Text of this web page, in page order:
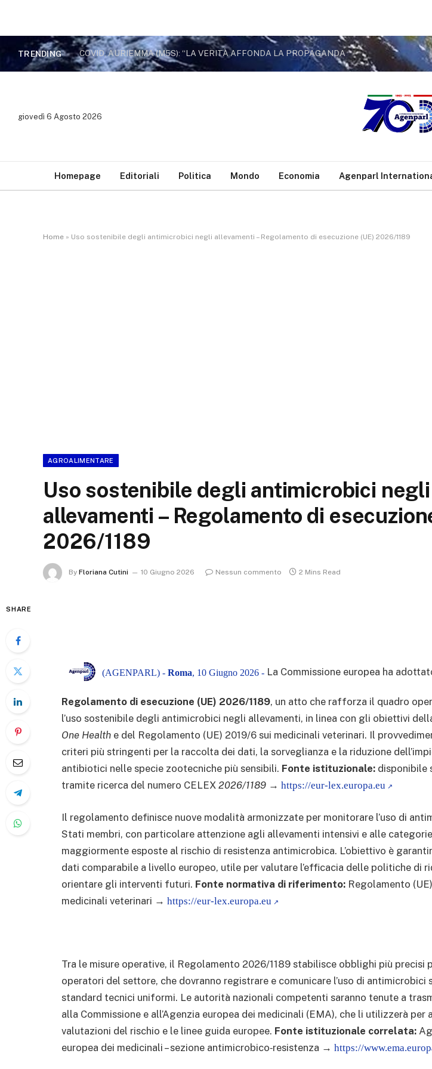
TRENDING COVID, AURIEMMA (M5S): “LA VERITÀ AFFONDA LA PROPAGANDA
giovedì 6 Agosto 2026
Homepage Editoriali Politica Mondo Economia Agenparl
Home » Uso sostenibile degli antimicrobici negli allevamenti – Regolamento di esecuzione (UE) 2026/1189
AGROALIMENTARE
Uso sostenibile degli antimicrobici negli
allevamenti – Regolamento di
2026/1189
By Floriana Cutini 10 Giugno 2026 Nessun commento 2 Mins Read
SHARE
(AGENPARL) - Roma, 10 Giugno 2026 - La Commissione europea ha
Regolamento di esecuzione (UE) 2026/1189, un atto che rafforza il quadro
l’uso sostenibile degli antimicrobici negli allevamenti, in linea con gli obiettivi
One Health e del Regolamento (UE) 2019/6 sui medicinali veterinari. Il
criteri più stringenti per la raccolta dei dati, la sorveglianza e la riduzione
antibiotici nelle specie zootecniche più sensibili. Fonte istituzionale: disponibile
tramite ricerca del numero CELEX 2026/1189 → https://eur-lex.europa.eu
Il regolamento definisce nuove modalità armonizzate per monitorare l’uso di
Stati membri, con particolare attenzione agli allevamenti intensivi e alle
maggiormente esposte al rischio di resistenza antimicrobica. L’obiettivo è
dati comparabile a livello europeo, utile per valutare l’efficacia delle politiche di
orientare gli interventi futuri. Fonte normativa di riferimento: Regolamento
medicinali veterinari → https://eur-lex.europa.eu
Tra le misure operative, il Regolamento 2026/1189 stabilisce obblighi più precisi
operatori del settore, che dovranno registrare e comunicare l’uso di antimicrobici
standard tecnici uniformi. Le autorità nazionali competenti saranno tenute a
alla Commissione e all’Agenzia europea dei medicinali (EMA), che li utilizzerà per
valutazioni del rischio e le linee guida europee. Fonte istituzionale correlata:
europea dei medicinali – sezione antimicrobico‑resistenza → https://